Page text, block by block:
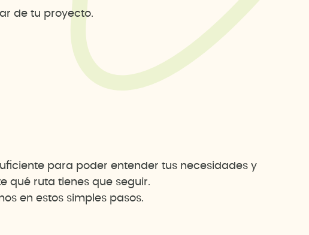
de tu proyecto.
para poder entender tus necesidades y
qué ruta tienes que seguir.
en estos simples pasos.